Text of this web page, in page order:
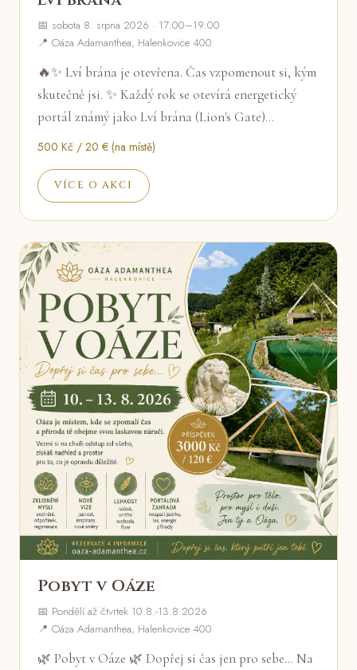
📅 sobota 8. srpna 2026 · 17:00–19:00
📍 Oáza Adamanthea, Halenkovice 400
🔥✨ Lví brána je otevřena. Čas vzpomenout si, kým
skutečně jsi. ✨ Každý rok se otevírá energetický
portál známý jako Lví brána (Lion's Gate)…
500 Kč / 20 € (na místě)
VÍCE O AKCI
Pobyt v Oáze
📅 Pondělí až čtvrtek 10.8.-13.8.2026
📍 Oáza Adamanthea, Halenkovice 400
🌿 Pobyt v Oáze 🌿 Dopřej si čas jen pro sebe... Na